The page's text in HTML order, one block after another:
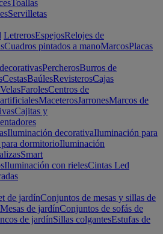
Toallas
Servilletas
LetrerosEspejosRelojes de
Cuadros pintados a manoMarcosPlacas
PercherosBurros de
CestasBaúlesRevisterosCajas
VelasFarolesCentros de
MaceterosJarronesMarcos de
Cajitas y
Iluminación decorativaIluminación para
dormitorioIluminación
Smart
Iluminación con rielesCintas Led
de jardínConjuntos de mesas y sillas de
Mesas de jardínConjuntos de sofás de
de jardínSillas colgantesEstufas de